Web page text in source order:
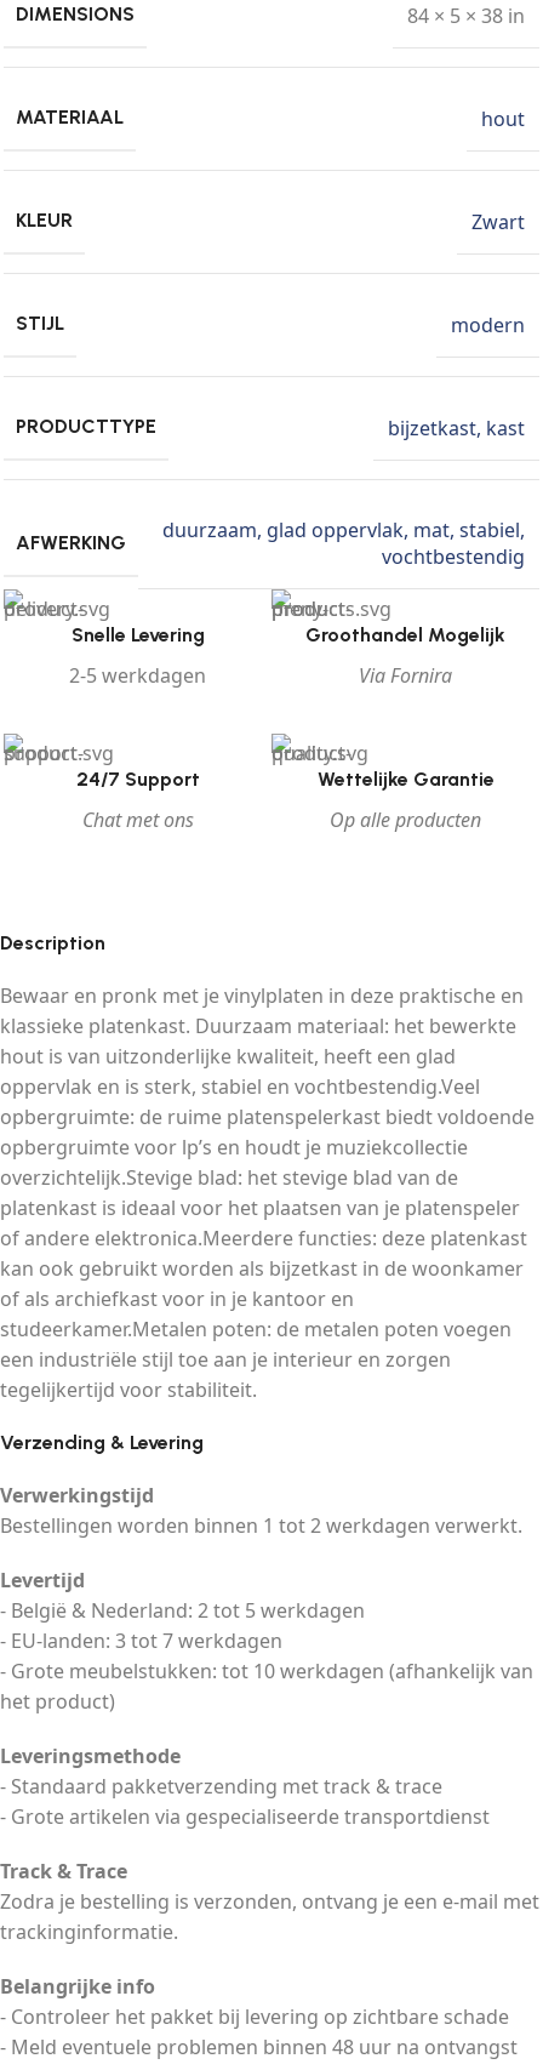
DIMENSIONS 84 × 5 × 38 in
MATERIAAL hout
KLEUR Zwart
STIJL modern
PRODUCTTYPE bijzetkast, kast
AFWERKING duurzaam, glad oppervlak, mat, stabiel,
vochtbestendig
Snelle Levering
2-5 werkdagen
Groothandel Mogelijk
Via Fornira
24/7 Support
Chat met ons
Wettelijke Garantie
Op alle producten
Description
Bewaar en pronk met je vinylplaten in deze praktische en
klassieke platenkast. Duurzaam materiaal: het bewerkte
hout is van uitzonderlijke kwaliteit, heeft een glad
oppervlak en is sterk, stabiel en vochtbestendig.Veel
opbergruimte: de ruime platenspelerkast biedt voldoende
opbergruimte voor lp’s en houdt je muziekcollectie
overzichtelijk.Stevige blad: het stevige blad van de
platenkast is ideaal voor het plaatsen van je platenspeler
of andere elektronica.Meerdere functies: deze platenkast
kan ook gebruikt worden als bijzetkast in de woonkamer
of als archiefkast voor in je kantoor en
studeerkamer.Metalen poten: de metalen poten voegen
een industriële stijl toe aan je interieur en zorgen
tegelijkertijd voor stabiliteit.
Verzending & Levering
Verwerkingstijd
Bestellingen worden binnen 1 tot 2 werkdagen verwerkt.
Levertijd
- België & Nederland: 2 tot 5 werkdagen
- EU-landen: 3 tot 7 werkdagen
- Grote meubelstukken: tot 10 werkdagen (afhankelijk van
het product)
Leveringsmethode
- Standaard pakketverzending met track & trace
- Grote artikelen via gespecialiseerde transportdienst
Track & Trace
Zodra je bestelling is verzonden, ontvang je een e-mail met
trackinginformatie.
Belangrijke info
- Controleer het pakket bij levering op zichtbare schade
- Meld eventuele problemen binnen 48 uur na ontvangst